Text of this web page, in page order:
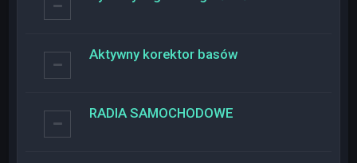
Aktywny korektor basów
RADIA SAMOCHODOWE